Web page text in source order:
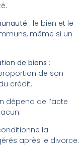
: le bien et le
même si un
de biens :
de son
crédit.
dépend de l’acte
la
après le divorce.